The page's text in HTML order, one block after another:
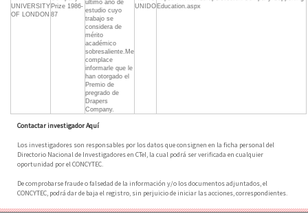
UNIVERSITY
OF LONDON
Prize 1986-
87
último año de
estudio cuyo
trabajo se
considera de
mérito
académico
sobresaliente.Me
complace
informarle que le
han otorgado el
Premio de
pregrado de
Drapers
Company.
UNIDO Education.aspx
Contactar investigador Aquí
Los investigadores son responsables por los datos que consignen en la ficha personal del
Directorio Nacional de Investigadores en CTeI, la cual podrá ser verificada en cualquier
oportunidad por el CONCYTEC.
De comprobarse fraude o falsedad de la información y/o los documentos adjuntados, el
CONCYTEC, podrá dar de baja el registro, sin perjuicio de iniciar las acciones, correspondientes.